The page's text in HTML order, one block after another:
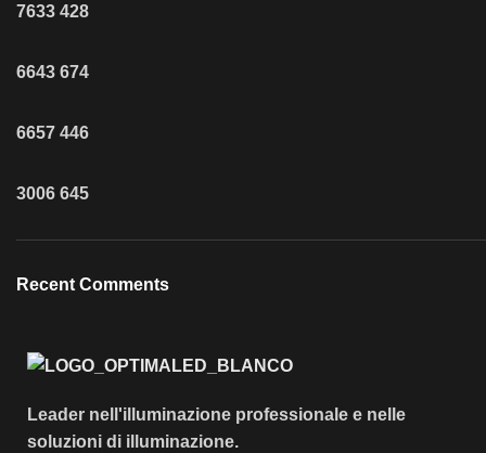
7633 428
6643 674
6657 446
3006 645
Recent Comments
Leader nell'illuminazione professionale e nelle
soluzioni di illuminazione.